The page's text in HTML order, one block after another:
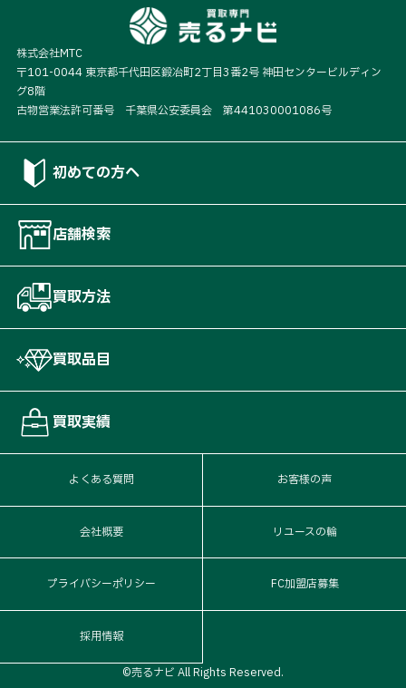
株式会社MTC
〒101-0044 東京都千代田区鍛冶町2丁目3番2号 神田センタービルディン
グ8階
古物営業法許可番号 千葉県公安委員会 第441030001086号
初めての方へ
店舗検索
買取方法
買取品目
買取実績
よくある質問 お客様の声
会社概要 リユースの輪
プライバシーポリシー FC加盟店募集
採用情報
©売るナビ All Rights Reserved.